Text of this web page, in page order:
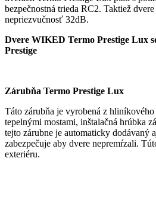
bezpečnostná trieda RC2. Taktiež
nepriezvučnosť 32dB.
Dvere WIKED Termo Prestige Lux
Prestige
Zárubňa Termo Prestige Lux
Táto zárubňa je vyrobená z
tepelnými mostami, inštalačná hrúbka
tejto zárubne je automaticky dodávaný
zabezpečuje aby dvere nepremŕzali.
exteriéru.